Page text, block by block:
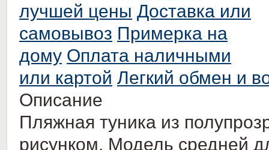
лучшей цены Доставка или
самовывоз Примерка на
дому Оплата наличными
или картой Легкий обмен и
Описание
Пляжная туника из
рисунком. Модель средней